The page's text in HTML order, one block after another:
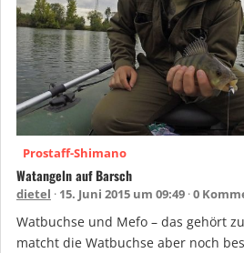
Prostaff-Shimano
Watangeln auf Barsch
dietel 15. Juni 2015 um 09:49 0
Watbuchse und Mefo – das gehört
matcht die Watbuchse aber noch